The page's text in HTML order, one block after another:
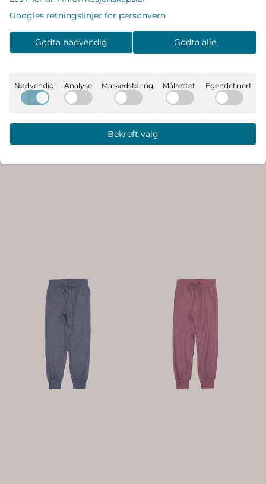
Joha Kids ull/bambus
leggings - beige
Kjøp
Joha Kids ull/bambus bukse
Kjøp
Ny Ny
Googles retningslinjer for personvern
Godta nødvendig Godta alle
Nødvendig Analyse Markedsføring Målrettet Egendefinert
Bekreft valg